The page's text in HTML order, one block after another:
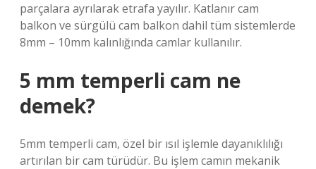
parçalara ayrılarak etrafa yayılır. Katlanır cam
balkon ve sürgülü cam balkon dahil tüm sistemlerde
8mm – 10mm kalınlığında camlar kullanılır.
5 mm temperli cam ne
demek?
5mm temperli cam, özel bir ısıl işlemle dayanıklılığı
artırılan bir cam türüdür. Bu işlem camın mekanik